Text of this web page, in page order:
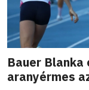
Bauer Blanka
aranyérmes